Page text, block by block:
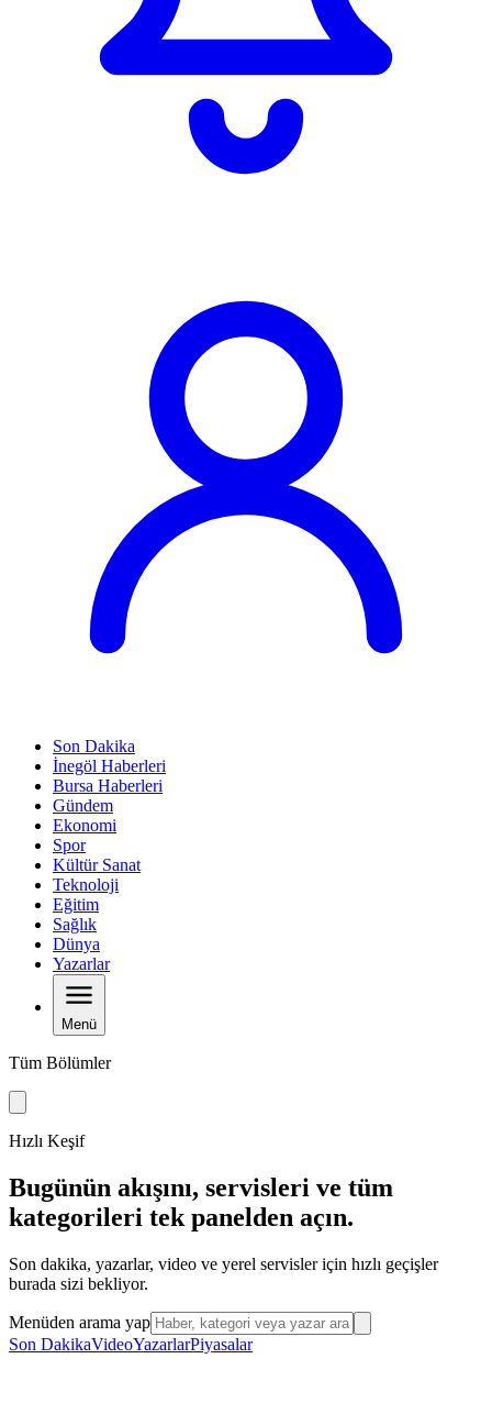
Son Dakika
İnegöl Haberleri
Bursa Haberleri
Gündem
Ekonomi
Spor
Kültür Sanat
Teknoloji
Eğitim
Sağlık
Dünya
Yazarlar
Menü
Tüm Bölümler
Hızlı Keşif
Bugünün akışını, servisleri ve tüm
kategorileri tek panelden açın.
Son dakika, yazarlar, video ve yerel servisler için hızlı geçişler
burada sizi bekliyor.
Menüden arama yap
Son DakikaVideoYazarlarPiyasalar